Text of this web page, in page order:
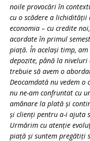
noile provocări în
cu o scădere a
economia – cu credite
acordate în primul
piață. În același timp,
depozite, până la niveluri
trebuie să avem o
Deocamdată nu vedem
nu ne-am confruntat cu
amânare la plată și
și clienți pentru a-i ajuta
Urmărim cu atenție
piață și suntem pregătiți